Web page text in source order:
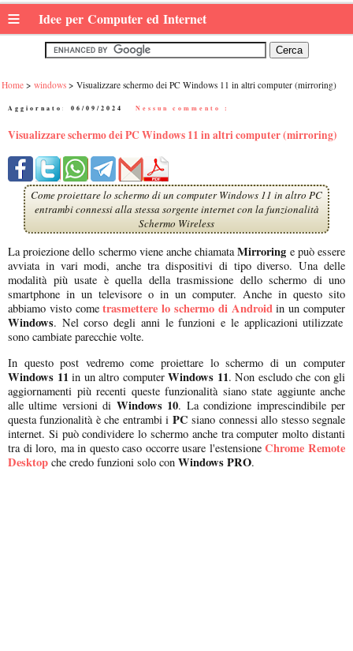
≡ Idee per Computer ed Internet
Home windows Visualizzare schermo dei PC Windows 11 in altri computer (mirroring)
Aggiornato: 06/09/2024 Nessun commento :
Visualizzare schermo dei PC Windows 11 in altri computer (mirroring)
Come proiettare lo schermo di un computer Windows 11 in altro PC
entrambi connessi alla stessa sorgente internet con la funzionalità
Schermo Wireless
La proiezione dello schermo viene anche chiamataMirroring e può essere
avviata in vari modi, anche tra dispositivi di tipo diverso. Una delle
modalità più usate è quella della trasmissione dello schermo di uno
smartphone in un televisore o in un computer. Anche in questo sito
abbiamo visto cometrasmettere lo schermo di Androidin un computer
Windows. Nel corso degli anni le funzioni e le applicazioni utilizzate
sono cambiate parecchie volte.
In questo post vedremo come proiettare lo schermo di un computer
Windows 11in un altro computerWindows 11. Non escludo che con gli
aggiornamenti più recenti queste funzionalità siano state aggiunte anche
alle ultime versioni di Windows 10. La condizione imprescindibile per
questa funzionalità è che entrambi i PC siano connessi allo stesso segnale
internet. Si può condividere lo schermo anche tra computer molto distanti
tra di loro, ma in questo caso occorre usare l'estensione Chrome Remote
Desktop che credo funzioni solo con Windows PRO.